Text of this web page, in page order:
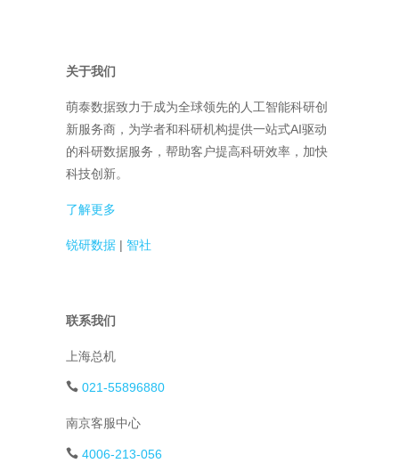
关于我们
萌泰数据致力于成为全球领先的人工智能科研创
新服务商，为学者和科研机构提供一站式AI驱动
的科研数据服务，帮助客户提高科研效率，加快
科技创新。
了解更多
锐研数据 | 智社
联系我们
上海总机
021-55896880
南京客服中心
4006-213-056